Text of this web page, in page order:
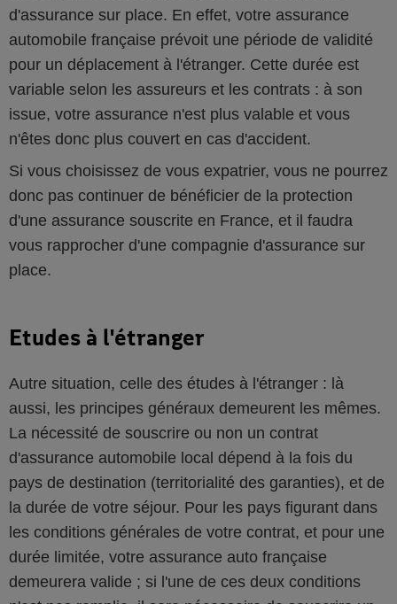
d'assurance sur place. En effet, votre assurance
automobile française prévoit une période de validité
pour un déplacement à l'étranger. Cette durée est
variable selon les assureurs et les contrats : à son
issue, votre assurance n'est plus valable et vous
n'êtes donc plus couvert en cas d'accident.
Si vous choisissez de vous expatrier, vous ne pourrez
donc pas continuer de bénéficier de la protection
d'une assurance souscrite en France, et il faudra
vous rapprocher d'une compagnie d'assurance sur
place.
Etudes à l'étranger
Autre situation, celle des études à l'étranger : là
aussi, les principes généraux demeurent les mêmes.
La nécessité de souscrire ou non un contrat
d'assurance automobile local dépend à la fois du
pays de destination (territorialité des garanties), et de
la durée de votre séjour. Pour les pays figurant dans
les conditions générales de votre contrat, et pour une
durée limitée, votre assurance auto française
demeurera valide ; si l'une de ces deux conditions